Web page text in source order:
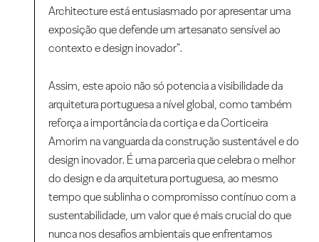
Architecture está entusiasmado por apresentar uma
exposição que defende um artesanato sensível ao
contexto e design inovador".
Assim, este apoio não só potencia a visibilidade da
arquitetura portuguesa a nível global, como também
reforça a importância da cortiça e da Corticeira
Amorim na vanguarda da construção sustentável e do
design inovador. É uma parceria que celebra o melhor
do design e da arquitetura portuguesa, ao mesmo
tempo que sublinha o compromisso contínuo com a
sustentabilidade, um valor que é mais crucial do que
nunca nos desafios ambientais que enfrentamos